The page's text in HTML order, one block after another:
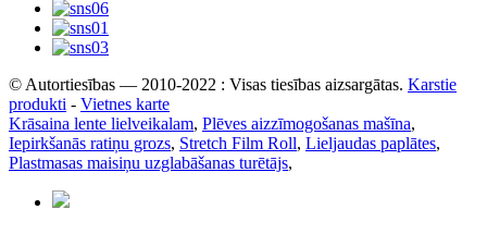
© Autortiesības — 2010-2022 : Visas tiesības aizsargātas. Karstie
produkti - Vietnes karte
Krāsaina lente lielveikalam, Plēves aizzīmogošanas mašīna,
Iepirkšanās ratiņu grozs, Stretch Film Roll, Lieljaudas paplātes,
Plastmasas maisiņu uzglabāšanas turētājs,